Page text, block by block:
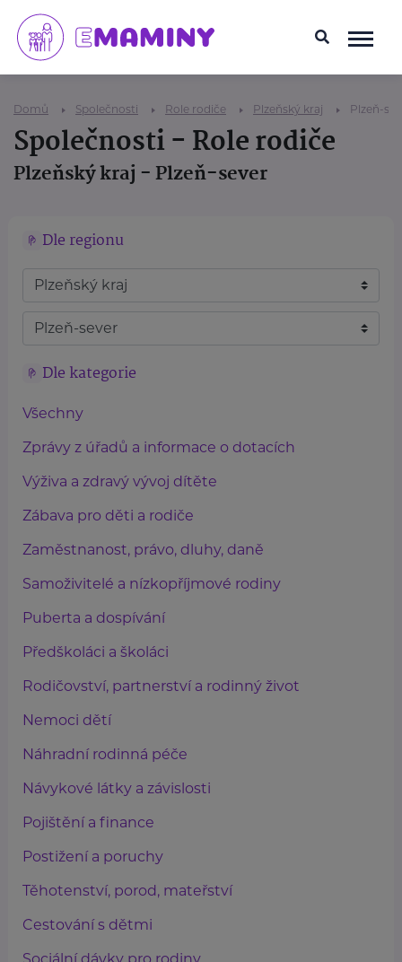
Domů Společnosti Role rodiče Plzeňský kraj Plzeň-
Společnosti - Role rodiče
Plzeňský kraj - Plzeň-sever
Dle regionu
Dle kategorie
Všechny
Zprávy z úřadů a informace o dotacích
Výživa a zdravý vývoj dítěte
Zábava pro děti a rodiče
Zaměstnanost, právo, dluhy, daně
Samoživitelé a nízkopříjmové rodiny
Puberta a dospívání
Předškoláci a školáci
Rodičovství, partnerství a rodinný život
Nemoci dětí
Náhradní rodinná péče
Návykové látky a závislosti
Pojištění a finance
Postižení a poruchy
Těhotenství, porod, mateřství
Cestování s dětmi